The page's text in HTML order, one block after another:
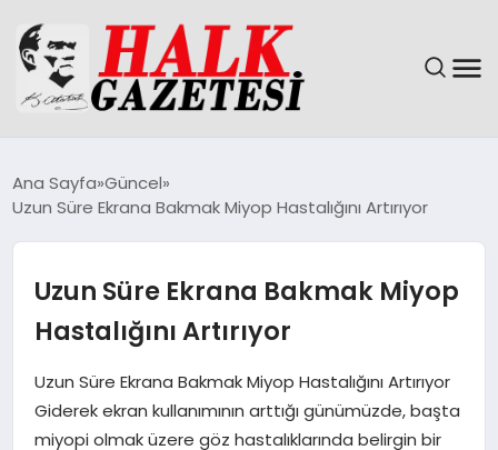
EĞITIM
EKONOMI
Ana Sayfa Güncel
Uzun Süre Ekrana Bakmak Miyop Hastalığını Artırıyor
Uzun Süre Ekrana Bakmak Miyop
Hastalığını Artırıyor
Uzun Süre Ekrana Bakmak Miyop Hastalığını Artırıyor
Giderek ekran kullanımının arttığı günümüzde, başta
miyopi olmak üzere göz hastalıklarında belirgin bir